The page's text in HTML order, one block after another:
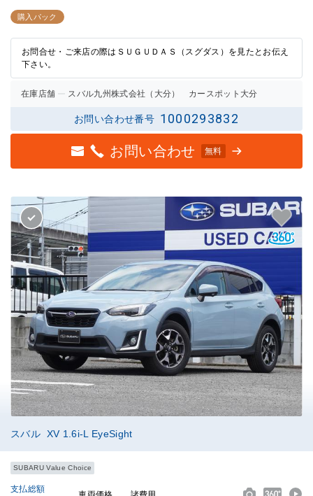
購入パック
お問合せ・ご来店の際はＳＵＧＵＤＡＳ（スグダス）を見たとお伝え
下さい。
在庫店舗 スバル九州株式会社（大分） カースポット大分
お問い合わせ番号 1000293832
お問い合わせ 無料
スバル XV 1.6i-L EyeSight
SUBARU Value Choice
支払総額